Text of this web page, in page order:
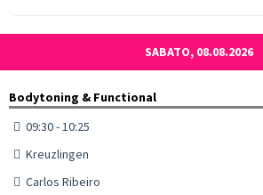
SABATO, 08.08.2026
Bodytoning & Functional
09:30 - 10:25
Kreuzlingen
Carlos Ribeiro